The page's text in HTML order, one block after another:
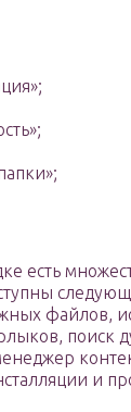
есть
файлов,
поиск
и